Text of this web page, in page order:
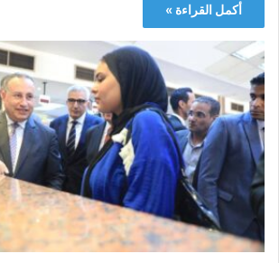
أكمل القراءة »